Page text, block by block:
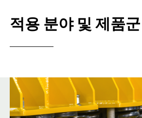
적용 분야 및 제품군